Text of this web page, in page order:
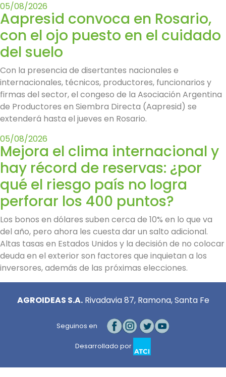
05/08/2026
Aapresid convoca en Rosario,
con el ojo puesto en el cuidado
del suelo
Con la presencia de disertantes nacionales e
internacionales, técnicos, productores, funcionarios y
firmas del sector, el congeso de la Asociación Argentina
de Productores en Siembra Directa (Aapresid) se
extenderá hasta el jueves en Rosario.
05/08/2026
Mejora el clima internacional y
hay récord de reservas: ¿por
qué el riesgo país no logra
perforar los 400 puntos?
Los bonos en dólares suben cerca de 10% en lo que va
del año, pero ahora les cuesta dar un salto adicional.
Altas tasas en Estados Unidos y la decisión de no colocar
deuda en el exterior son factores que inquietan a los
inversores, además de las próximas elecciones.
AGROIDEAS S.A.Rivadavia 87, Ramona, Santa Fe
Seguinos en
Desarrollado por